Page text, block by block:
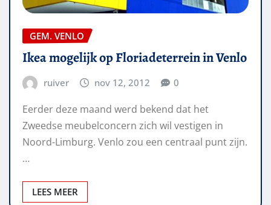
GEM. VENLO
Ikea mogelijk op Floriadeterrein in Venlo
ruiver nov 12, 2012 0
Eerder deze maand werd bekend dat het
Zweedse meubelconcern zich wil vestigen in
Noord-Limburg. Venlo zou een centraal punt zijn.
…
LEES MEER